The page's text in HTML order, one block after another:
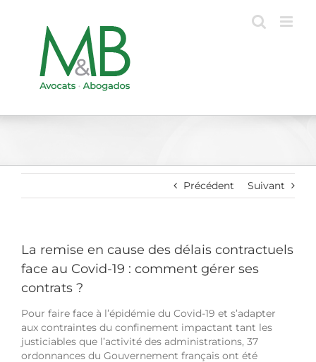
Précédent Suivant
La remise en cause des délais contractuels
face au Covid-19 : comment gérer ses
contrats ?
Pour faire face à l’épidémie du Covid-19 et s’adapter
aux contraintes du confinement impactant tant les
justiciables que l’activité des administrations, 37
ordonnances du Gouvernement français ont été